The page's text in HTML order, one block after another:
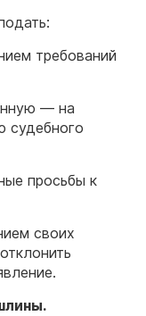
требований
— на
судебного
просьбы к
своих